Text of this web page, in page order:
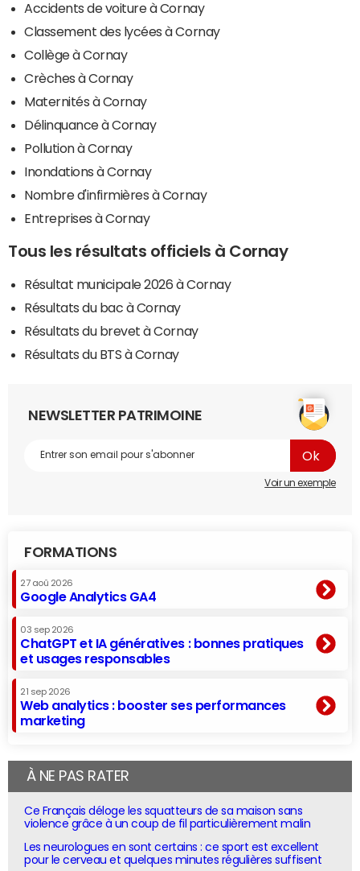
Accidents de voiture à Cornay
Classement des lycées à Cornay
Collège à Cornay
Crèches à Cornay
Maternités à Cornay
Délinquance à Cornay
Pollution à Cornay
Inondations à Cornay
Nombre d'infirmières à Cornay
Entreprises à Cornay
Tous les résultats officiels à Cornay
Résultat municipale 2026 à Cornay
Résultats du bac à Cornay
Résultats du brevet à Cornay
Résultats du BTS à Cornay
NEWSLETTER PATRIMOINE
Voir un exemple
FORMATIONS
27 aoû 2026
Google Analytics GA4
03 sep 2026
ChatGPT et IA génératives : bonnes pratiques
et usages responsables
21 sep 2026
Web analytics : booster ses performances
marketing
À NE PAS RATER
Ce Français déloge les squatteurs de sa maison sans
violence grâce à un coup de fil particulièrement malin
Les neurologues en sont certains : ce sport est excellent
pour le cerveau et quelques minutes régulières suffisent